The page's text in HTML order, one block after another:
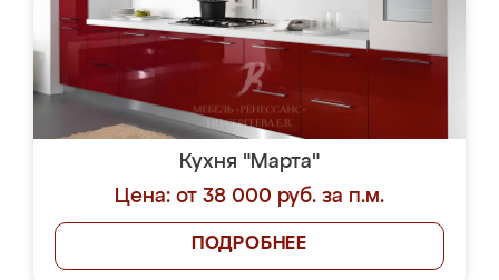
Кухня "Марта"
Цена: от 38 000 руб. за п.м.
ПОДРОБНЕЕ